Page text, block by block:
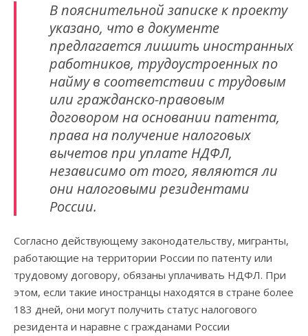
В пояснительной записке к проекту
указано, что в документе
предлагается лишить иностранных
работников, трудоустроенных по
найму в соответствии с трудовым
или гражданско-правовым
договором на основании патента,
права на получение налоговых
вычетов при уплате НДФЛ,
независимо от того, являются ли
они налоговыми резидентами
России.
Согласно действующему законодательству, мигранты,
работающие на территории России по патенту или
трудовому договору, обязаны уплачивать НДФЛ. При
этом, если такие иностранцы находятся в стране более
183 дней, они могут получить статус налогового
резидента и наравне с гражданами России